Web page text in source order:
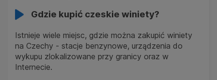
Gdzie kupić czeskie winiety?
Istnieje wiele miejsc, gdzie można zakupić winiety
na Czechy - stacje benzynowe, urządzenia do
wykupu zlokalizowane przy granicy oraz w
Internecie.